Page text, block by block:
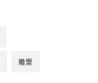
雕塑